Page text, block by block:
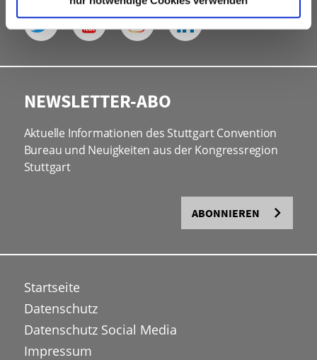
NEWSLETTER-ABO
Aktuelle Informationen des Stuttgart Convention
Bureau und Neuigkeiten aus der Kongressregion
Stuttgart
ABONNIEREN
Startseite
Datenschutz
Datenschutz Social Media
Impressum